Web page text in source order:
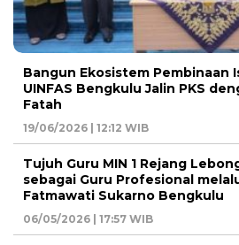
Bangun Ekosistem Pembinaan
UINFAS Bengkulu Jalin PKS
Fatah
19/06/2026 | 12:12 WIB
Tujuh Guru MIN 1 Rejang
sebagai Guru Profesional
Fatmawati Sukarno Bengkulu
06/05/2026 | 17:57 WIB